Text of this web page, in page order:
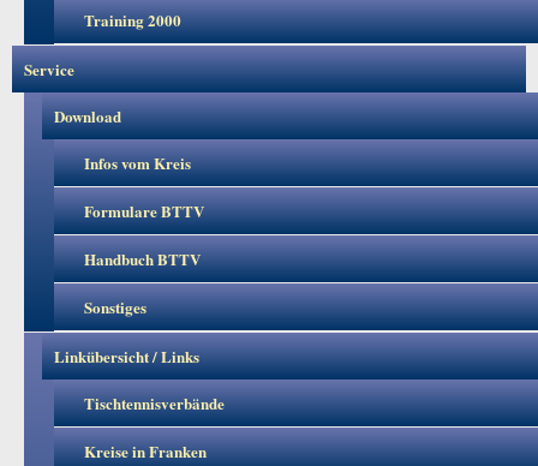
Training 2000
Service
Download
Infos vom Kreis
Formulare BTTV
Handbuch BTTV
Sonstiges
Linkübersicht / Links
Tischtennisverbände
Kreise in Franken